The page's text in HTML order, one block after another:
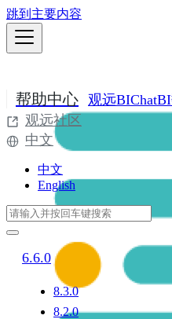
跳到主要内容
帮助中心 观远BIChatBI
观远社区
中文
中文
English
6.6.0
8.3.0
8.2.0